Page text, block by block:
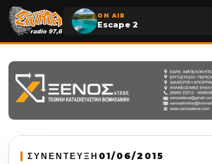
ON AIR
Escape 2
ΣΥΝΕΝΤΕΥΞΗ 01/06/2015